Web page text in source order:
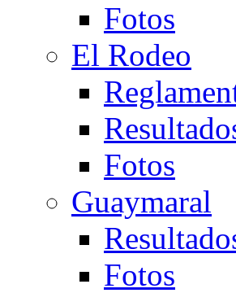
Fotos
El Rodeo
Fotos
Guaymaral
Fotos